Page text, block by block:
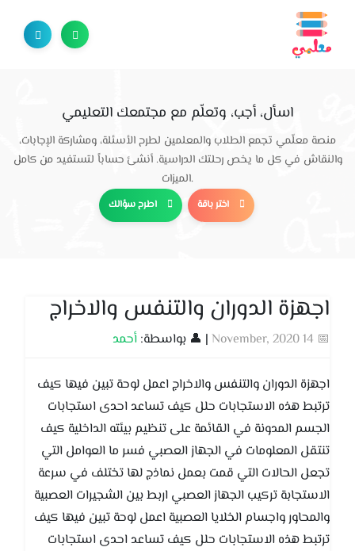
اسأل، أجب، وتعلّم مع مجتمعك التعليمي
منصة معلّمي تجمع الطلاب والمعلمين لطرح الأسئلة، ومشاركة الإجابات،
والنقاش في كل ما يخص رحلتك الدراسية. أنشئ حساباً لتستفيد من كامل
الميزات.
اطرح سؤالك اختر باقة
اجهزة الدوران والتنفس والاخراج
📅 14 November, 2020 | 👤 بواسطة: أحمد
اجهزة الدوران والتنفس والاخراج اعمل لوحة تبين فيها كيف
ترتبط هذه الاستجابات حلل كيف تساعد احدى استجابات
الجسم المدونة في القائمة على تنظيم بيئته الداخلية كيف
تنتقل المعلومات في الجهاز العصبي فسر ما العوامل التي
تجعل الحالات التي قمت بعمل نماذج لها تختلف في سرعة
الاستجابة تركيب الجهاز العصبي اربط بين الشجيرات العصبية
والمحاور واجسام الخلايا العصبية اعمل لوحة تبين فيها كيف
ترتبط هذه الاستجابات حلل كيف تساعد احدى استجابات